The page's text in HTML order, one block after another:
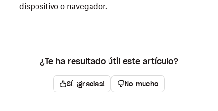
dispositivo o navegador.
(eliminar) junto a la clave de acceso que
¿Te ha resultado útil este artículo?
Sí, ¡gracias! No mucho